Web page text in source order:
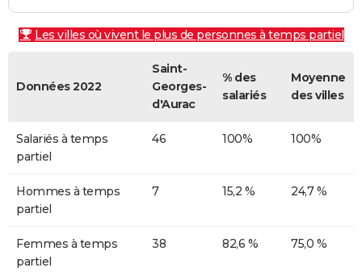
Les villes où vivent le plus de personnes à temps partiel
Données 2022
Saint-
Georges-
d'Aurac
% des
salariés
Moyenne
des villes
Salariés à temps
partiel
46 100% 100%
Hommes à temps
partiel
7 15,2 % 24,7 %
Femmes à temps
partiel
38 82,6 % 75,0 %